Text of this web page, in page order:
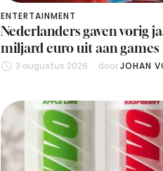
ENTERTAINMENT
Nederlanders gaven vorig
miljard euro uit aan games
3 augustus 2026 door JOHAN